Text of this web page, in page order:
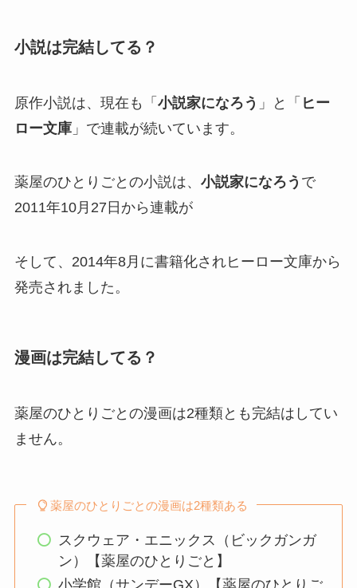
小説は完結してる？
原作小説は、現在も「 小説家になろう 」と「 ヒー
ロー文庫」で連載が続いています。
薬屋のひとりごとの小説は、 小説家になろう で
2011年10月27日から連載が
そして、2014年8月に書籍化されヒーロー文庫から
発売されました。
漫画は完結してる？
薬屋のひとりごとの漫画は2種類とも完結はしてい
ません。
薬屋のひとりごとの漫画は2種類ある
スクウェア・エニックス（ビックガンガ
ン）【薬屋のひとりごと】